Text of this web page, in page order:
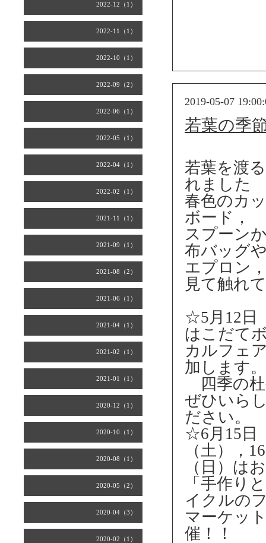
2022-12（1）
2022-11（1）
2022-10（1）
2022-09（2）
2022-06（1）
2022-05（1）
2022-04（1）
2022-02（1）
2021-11（1）
2021-09（1）
2021-08（2）
2021-06（1）
2021-04（1）
2021-02（1）
2021-01（1）
2020-12（1）
2020-10（1）
2020-08（1）
2020-05（2）
2020-04（3）
2020-02（1）
2019-05-07
若葉の季
若葉を渡
れました
春色のカ
ボード，
スプーン
布バッグ
エプロン
見て触れ
☆5月12日
はこだて
カルフェ
加します。
四季の
ぜひいら
ださい。
☆6月15日
（土），
（日）は
「手作り
イクルの
マーケッ
催！！